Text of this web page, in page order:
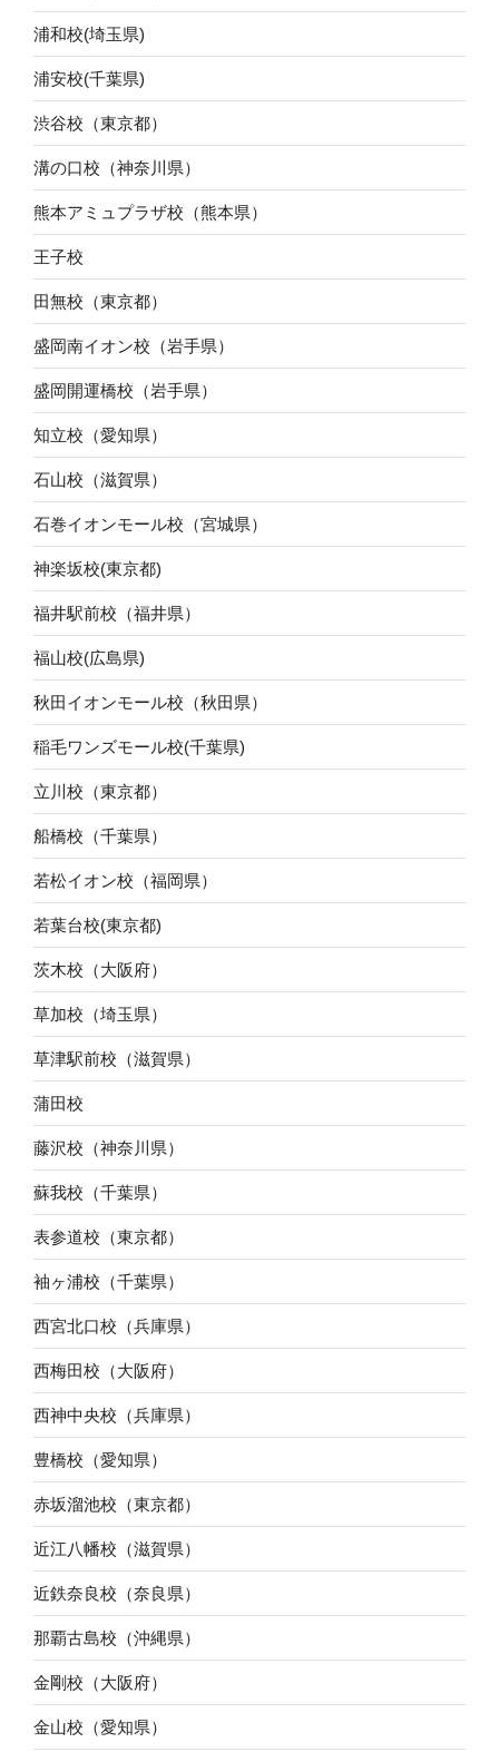
浦和校(埼玉県)
浦安校(千葉県)
渋谷校（東京都）
溝の口校（神奈川県）
熊本アミュプラザ校（熊本県）
王子校
田無校（東京都）
盛岡南イオン校（岩手県）
盛岡開運橋校（岩手県）
知立校（愛知県）
石山校（滋賀県）
石巻イオンモール校（宮城県）
神楽坂校(東京都)
福井駅前校（福井県）
福山校(広島県)
秋田イオンモール校（秋田県）
稲毛ワンズモール校(千葉県)
立川校（東京都）
船橋校（千葉県）
若松イオン校（福岡県）
若葉台校(東京都)
茨木校（大阪府）
草加校（埼玉県）
草津駅前校（滋賀県）
蒲田校
藤沢校（神奈川県）
蘇我校（千葉県）
表参道校（東京都）
袖ヶ浦校（千葉県）
西宮北口校（兵庫県）
西梅田校（大阪府）
西神中央校（兵庫県）
豊橋校（愛知県）
赤坂溜池校（東京都）
近江八幡校（滋賀県）
近鉄奈良校（奈良県）
那覇古島校（沖縄県）
金剛校（大阪府）
金山校（愛知県）